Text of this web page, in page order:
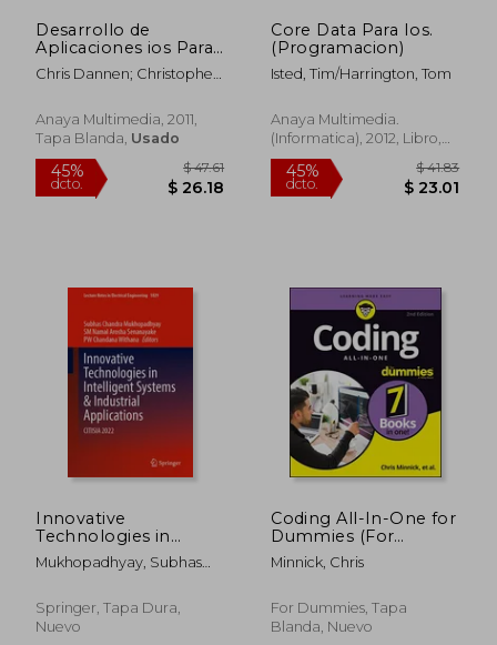
45% 45%
dcto.
Desarrollo de
Aplicaciones ios Para
Redes Sociales
Chris Dannen; Christopher
Anaya Multimedia, 2011,
Tapa Blanda, Usado
Core Data Para Ios.
(Programacion)
Isted, Tim/Harrington, Tom
Anaya Multimedia.
(Informatica), 2012, Libro,
Usado
Innovative
Technologies in
Intelligent Systems
and Industrial
2022 (en Inglés)
Mukhopadhyay, Subhas
M. Namal Arosha ;
Withana, P. W. Chandana
Springer, Tapa Dura,
Nuevo
Coding All-In-One for
Dummies (For
Dummies (Computer
(en Inglés)
Minnick, Chris
For Dummies, Tapa
Blanda, Nuevo